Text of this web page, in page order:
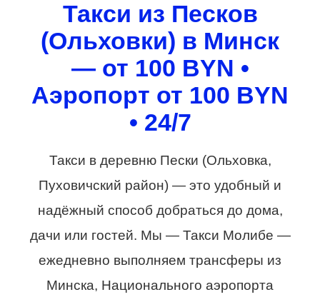
Такси из Песков
(Ольховки) в Минск
— от 100 BYN •
Аэропорт от 100 BYN
• 24/7
Такси в деревню Пески (Ольховка,
Пуховичский район) — это удобный и
надёжный способ добраться до дома,
дачи или гостей. Мы — Такси Молибе —
ежедневно выполняем трансферы из
Минска, Национального аэропорта